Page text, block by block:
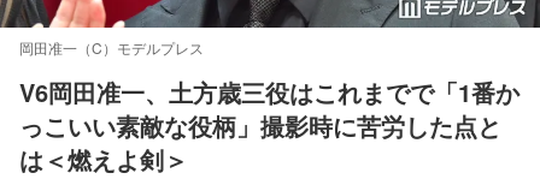
岡田准一（C）モデルプレス
V6岡田准一、土方歳三役はこれまでで「1番か
っこいい素敵な役柄」撮影時に苦労した点と
は＜燃えよ剣＞